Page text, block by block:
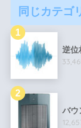
同じカテゴ
逆位
バウ